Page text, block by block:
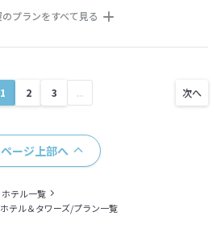
のプランをすべて見る
1 2 3 ...
ページ上部へ
テル一覧
テル＆タワーズ/プラン一覧